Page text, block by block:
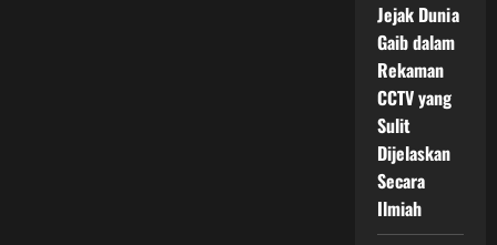
Jejak Dunia
Gaib dalam
Rekaman
CCTV yang
Sulit
Dijelaskan
Secara
Ilmiah